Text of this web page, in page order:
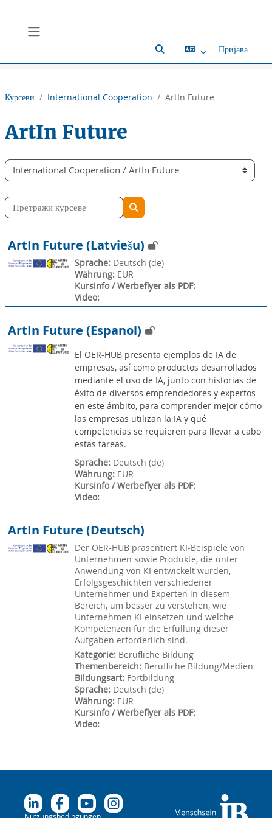
Укључи/искључи поље за
Пријава
Курсеви International Cooperation ArtIn Future
ArtIn Future
Категорије курсева
Претражи курсеве
Претражи курсеве
ArtIn Future (Latviešu)
Sprache: Deutsch ‎(de)‎
Währung: EUR
Kursinfo / Werbeflyer als PDF:
Video:
ArtIn Future (Espanol)
El OER-HUB presenta ejemplos de IA de
empresas, así como productos desarrollados
mediante el uso de IA, junto con historias de
éxito de diversos emprendedores y expertos
en este ámbito, para comprender mejor cómo
las empresas utilizan la IA y qué
competencias se requieren para llevar a cabo
estas tareas.
Sprache: Deutsch ‎(de)‎
Währung: EUR
Kursinfo / Werbeflyer als PDF:
Video:
ArtIn Future (Deutsch)
Der OER-HUB präsentiert KI-Beispiele von
Unternehmen sowie Produkte, die unter
Anwendung von KI entwickelt wurden,
Erfolgsgeschichten verschiedener
Unternehmer und Experten in diesem
Bereich, um besser zu verstehen, wie
Unternehmen KI einsetzen und welche
Kompetenzen für die Erfüllung dieser
Aufgaben erforderlich sind.
Kategorie: Berufliche Bildung
Themenbereich: Berufliche Bildung/Medien
Bildungsart: Fortbildung
Sprache: Deutsch ‎(de)‎
Währung: EUR
Kursinfo / Werbeflyer als PDF:
Video:
Nutzungsbedingungen